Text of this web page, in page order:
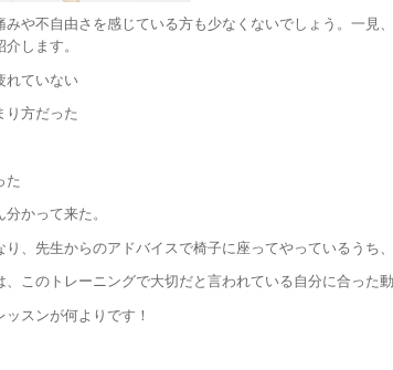
や不自由さを感じている方も少なくないでしょう。一見
します。
れていない
り方だった
た
かって来た。
り、先生からのアドバイスで椅子に座ってやっているうち
このトレーニングで大切だと言われている自分に合った
スンが何よりです！